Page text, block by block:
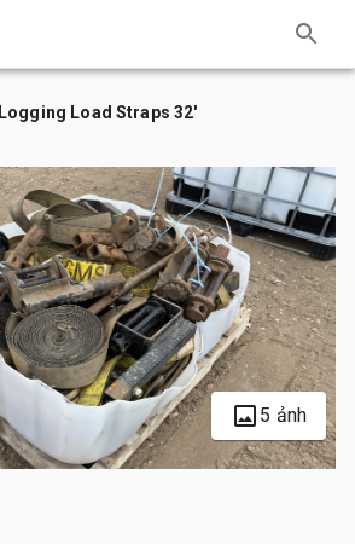
Logging Load Straps 32'
5 ảnh